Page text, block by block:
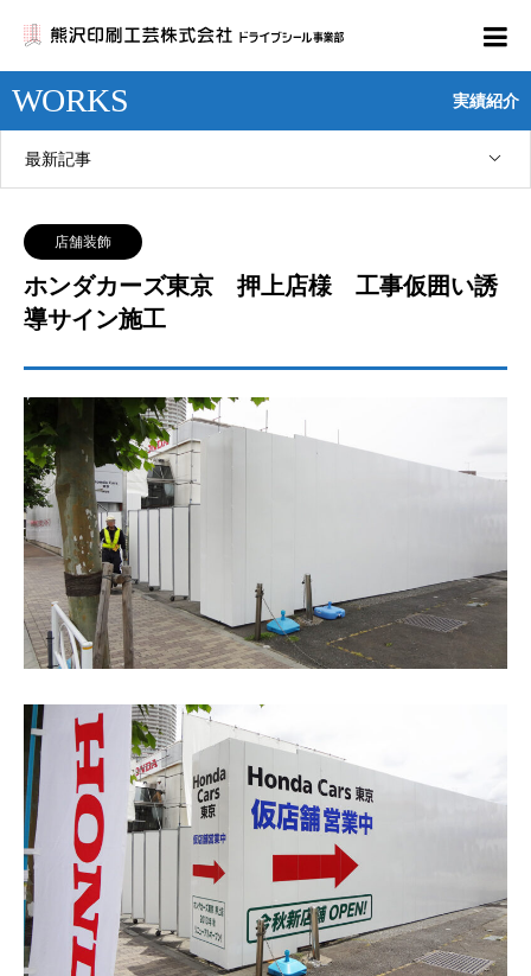
WORKS 実績紹介
最新記事
店舗装飾
ホンダカーズ東京 押上店様 工事仮囲い誘
導サイン施工